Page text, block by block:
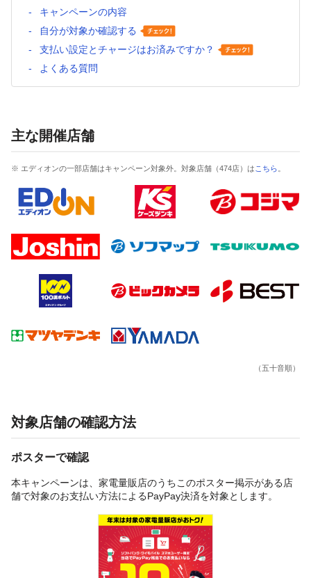
キャンペーンの内容
自分が対象か確認する
支払い設定とチャージはお済みですか？
よくある質問
主な開催店舗
※ エディオンの一部店舗はキャンペーン対象外。対象店舗（474店）は こちら
（五十音順）
対象店舗の確認方法
ポスターで確認
本キャンペーンは、家電量販店のうちこのポスター掲示がある店
舗で対象のお支払い方法によるPayPay決済を対象とします。